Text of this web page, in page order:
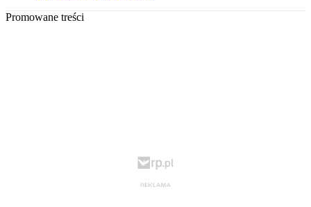
Promowane treści